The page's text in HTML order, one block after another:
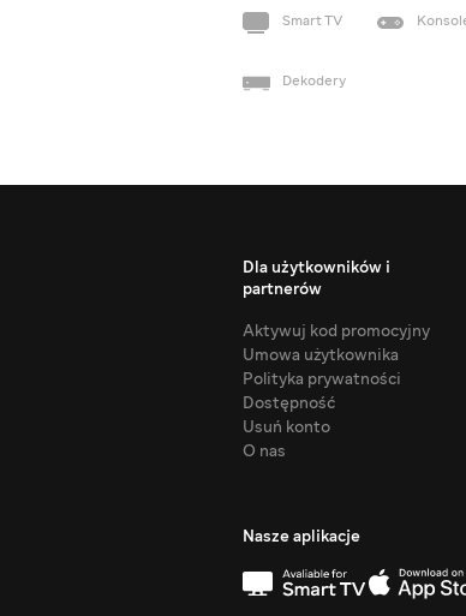
Smart TV
Dekodery
Dla użytkowników i
partnerów
Aktywuj kod promocyjny
Umowa użytkownika
Polityka prywatności
Dostępność
Usuń konto
O nas
Nasze aplikacje